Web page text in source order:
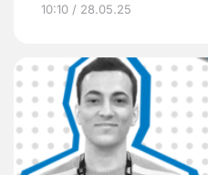
10:10 / 28.05.25